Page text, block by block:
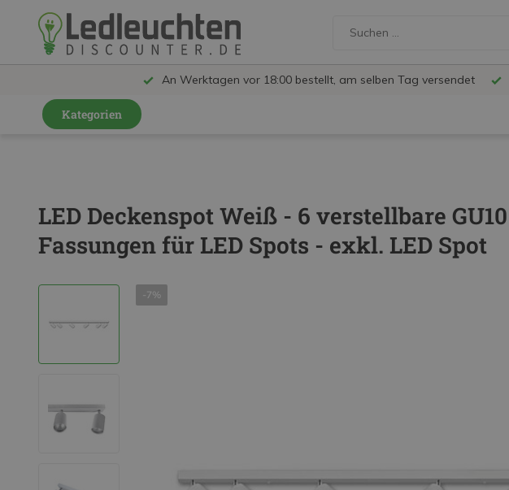
An Werktagen vor 18:00 bestellt, am selben Tag versendet
Kategorien
LED Schienensystem Lampen
Innenleuchten
Feuchtraumleuchten IP65
LED Leuchtbänder
LED Deckenspot Weiß - 6 verstellbare GU10
Fassungen für LED Spots - exkl. LED Spot
-7%